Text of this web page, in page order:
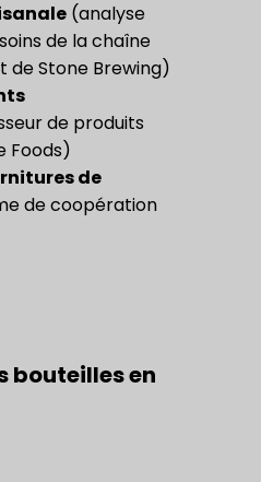
(analyse
de la chaîne
de Stone Brewing)
de produits
Foods)
de
de coopération
bouteilles en